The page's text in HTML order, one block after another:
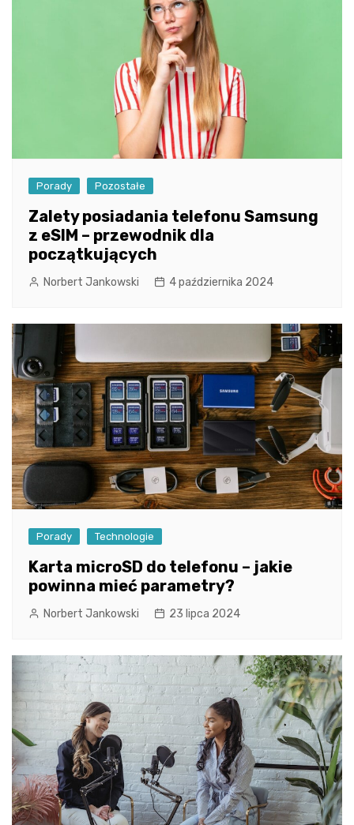
Porady Pozostałe
Zalety posiadania telefonu Samsung
z eSIM – przewodnik dla
początkujących
Norbert Jankowski 4 października 2024
Porady Technologie
Karta microSD do telefonu – jakie
powinna mieć parametry?
Norbert Jankowski 23 lipca 2024